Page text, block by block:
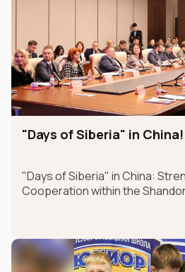
"Days of Siberia" in China!
"Days of Siberia" in China:
Cooperation within the